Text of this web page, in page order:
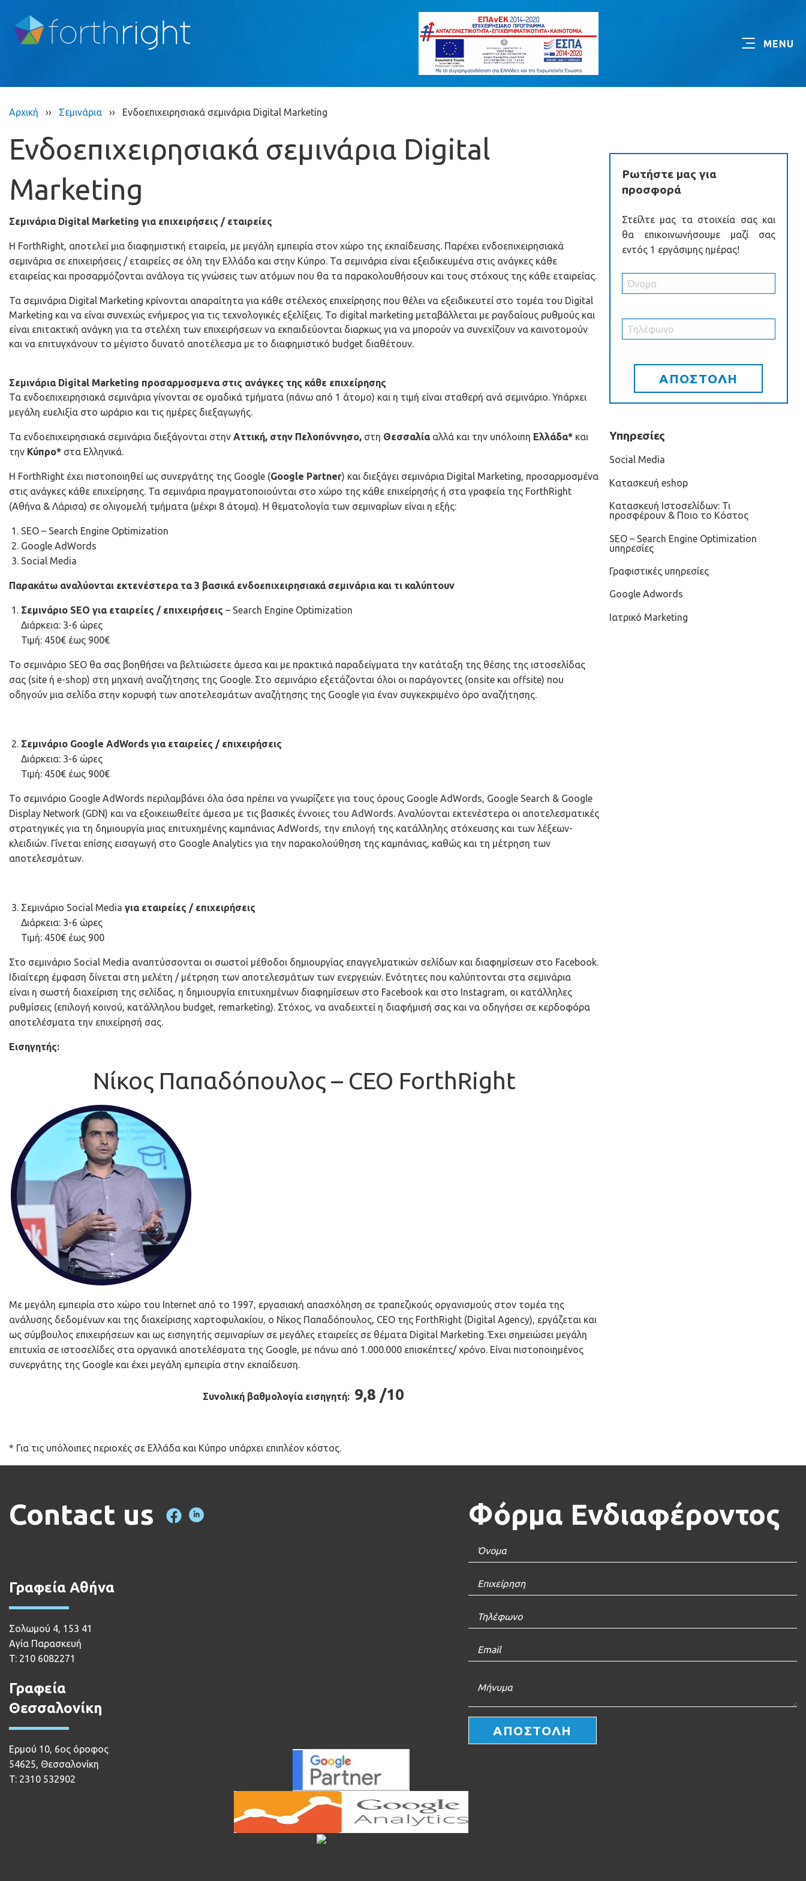
Αρχική ›› Σεμινάρια ›› Ενδοεπιχειρησιακά σεμινάρια Digital Marketing
Ενδοεπιχειρησιακά σεμινάρια Digital
Marketing
Σεμινάρια Digital Marketing για επιχειρήσεις / εταιρείες
Η ForthRight, αποτελεί μια διαφημιστική εταιρεία, με μεγάλη εμπειρία στον χώρο της εκπαίδευσης. Παρέχει ενδοεπιχειρησιακά
σεμινάρια σε επιχειρήσεις / εταιρείες σε όλη την Ελλάδα και στην Κύπρο. Τα σεμινάρια είναι εξειδικευμένα στις ανάγκες κάθε
εταιρείας και προσαρμόζονται ανάλογα τις γνώσεις των ατόμων που θα τα παρακολουθήσουν και τους στόχους της κάθε εταιρείας.
Τα σεμινάρια Digital Marketing κρίνονται απαραίτητα για κάθε στέλεχος επιχείρησης που θέλει να εξειδικευτεί στο τομέα του Digital
Marketing και να είναι συνεχώς ενήμερος για τις τεχνολογικές εξελίξεις. Το digital marketing μεταβάλλεται με ραγδαίους ρυθμούς και
είναι επιτακτική ανάγκη για τα στελέχη των επιχειρήσεων να εκπαιδεύονται διαρκως για να μπορούν να συνεχίζουν να καινοτομούν
και να επιτυγχάνουν το μέγιστο δυνατό αποτέλεσμα με το διαφημιστικό budget διαθέτουν.
Σεμινάρια Digital Marketing προσαρμοσμενα στις ανάγκες της κάθε επιχείρησης
Τα ενδοεπιχειρησιακά σεμινάρια γίνονται σε ομαδικά τμήματα (πάνω από 1 άτομο) και η τιμή είναι σταθερή ανά σεμινάριο. Υπάρχει
μεγάλη ευελιξία στο ωράριο και τις ημέρες διεξαγωγής.
Τα ενδοεπιχειρησιακά σεμινάρια διεξάγονται στην Αττική, στην Πελοπόννησο, στη Θεσσαλίααλλά και την υπόλοιπη Ελλάδα* και
την Κύπρο* στα Ελληνικά.
H ForthRight έχει πιστοποιηθεί ως συνεργάτης της Google (Google Partner) και διεξάγει σεμινάρια Digital Marketing, προσαρμοσμένα
στις ανάγκες κάθε επιχείρησης. Τα σεμινάρια πραγματοποιούνται στο χώρο της κάθε επιχείρησής ή στα γραφεία της ForthRight
(Αθήνα & Λάρισα) σε ολιγομελή τμήματα (μέχρι 8 άτομα). Η θεματολογία των σεμιναρίων είναι η εξής:
SEO – Search Engine Optimization
Google AdWords
Social Media
Παρακάτω αναλύονται εκτενέστερα τα 3 βασικά ενδοεπιχειρησιακά σεμινάρια και τι καλύπτουν
Σεμινάριο SEO για εταιρείες / επιχειρήσεις – Search Engine Optimization
Διάρκεια: 3-6 ώρες
Τιμή: 450€ έως 900€
Το σεμινάριο SEO θα σας βοηθήσει να βελτιώσετε άμεσα και με πρακτικά παραδείγματα την κατάταξη της θέσης της ιστοσελίδας
σας (site ή e-shop) στη μηχανή αναζήτησης της Google. Στο σεμινάριο εξετάζονται όλοι οι παράγοντες (onsite και offsite) που
οδηγούν μια σελίδα στην κορυφή των αποτελεσμάτων αναζήτησης της Google για έναν συγκεκριμένο όρο αναζήτησης.
Σεμινάριο Google AdWords για εταιρείες / επιχειρήσεις
Διάρκεια: 3-6 ώρες
Τιμή: 450€ έως 900€
Το σεμινάριο Google AdWords περιλαμβάνει όλα όσα πρέπει να γνωρίζετε για τους όρους Google AdWords, Google Search & Google
Display Network (GDN) και να εξοικειωθείτε άμεσα με τις βασικές έννοιες του AdWords. Αναλύονται εκτενέστερα οι αποτελεσματικές
στρατηγικές για τη δημιουργία μιας επιτυχημένης καμπάνιας AdWords, την επιλογή της κατάλληλης στόχευσης και των λέξεων-
κλειδιών. Γίνεται επίσης εισαγωγή στο Google Analytics για την παρακολούθηση της καμπάνιας, καθώς και τη μέτρηση των
αποτελεσμάτων.
Σεμινάριο Social Media για εταιρείες / επιχειρήσεις
Διάρκεια: 3-6 ώρες
Τιμή: 450€ έως 900
Στο σεμινάριο Social Media αναπτύσσονται οι σωστοί μέθοδοι δημιουργίας επαγγελματικών σελίδων και διαφημίσεων στο Facebook.
Ιδιαίτερη έμφαση δίνεται στη μελέτη / μέτρηση των αποτελεσμάτων των ενεργειών. Ενότητες που καλύπτονται στα σεμινάρια
είναι η σωστή διαχείριση της σελίδας, η δημιουργία επιτυχημένων διαφημίσεων στο Facebook και στο Instagram, οι κατάλληλες
ρυθμίσεις (επιλογή κοινού, κατάλληλου budget, remarketing). Στόχος, να αναδειχτεί η διαφήμισή σας και να οδηγήσει σε κερδοφόρα
αποτελέσματα την επιχείρησή σας.
Εισηγητής:
Νίκος Παπαδόπουλος – CEO ForthRight
Με μεγάλη εμπειρία στο χώρο του Internet από το 1997, εργασιακή απασχόληση σε τραπεζικούς οργανισμούς στον τομέα της
ανάλυσης δεδομένων και της διαχείρισης χαρτοφυλακίου, ο Νίκος Παπαδόπουλος, CEO της ForthRight (Digital Agency), εργάζεται και
ως σύμβουλος επιχειρήσεων και ως εισηγητής σεμιναρίων σε μεγάλες εταιρείες σε θέματα Digital Marketing. Έχει σημειώσει μεγάλη
επιτυχία σε ιστοσελίδες στα οργανικά αποτελέσματα της Google, με πάνω από 1.000.000 επισκέπτες/ χρόνο. Είναι πιστοποιημένος
συνεργάτης της Google και έχει μεγάλη εμπειρία στην εκπαίδευση.
Συνολική βαθμολογία εισηγητή: 9,8 /10
* Για τις υπόλοιπες περιοχές σε Ελλάδα και Κύπρο υπάρχει επιπλέον κόστος.
Ρωτήστε μας για
προσφορά
Στείλτε μας τα στοιχεία σας και
θα επικοινωνήσουμε μαζί σας
εντός 1 εργάσιμης ημέρας!
Υπηρεσίες
Social Media
Κατασκευή eshop
Κατασκευή Ιστοσελίδων: Τι
προσφέρουν & Ποιο το Κόστος
SEO – Search Engine Optimization
υπηρεσίες
Γραφιστικές υπηρεσίες
Google Adwords
Ιατρικό Marketing
Contact us
Γραφεία Αθήνα
Σολωμού 4, 153 41
Αγία Παρασκευή
T: 210 6082271
Γραφεία
Θεσσαλονίκη
Ερμού 10, 6ος όροφος
54625, Θεσσαλονίκη
T: 2310 532902
Φόρμα Ενδιαφέροντος